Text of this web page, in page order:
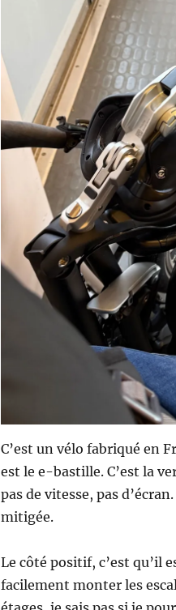
C’est un vélo fabriqué en
est le e-bastille. C’est la
pas de vitesse, pas
mitigée.
Le côté positif, c’est qu’il
facilement monter les